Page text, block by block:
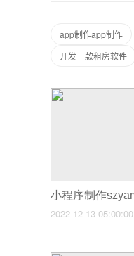
app制作app制作
开发一款租房软件
2022-12-13 05:00:00